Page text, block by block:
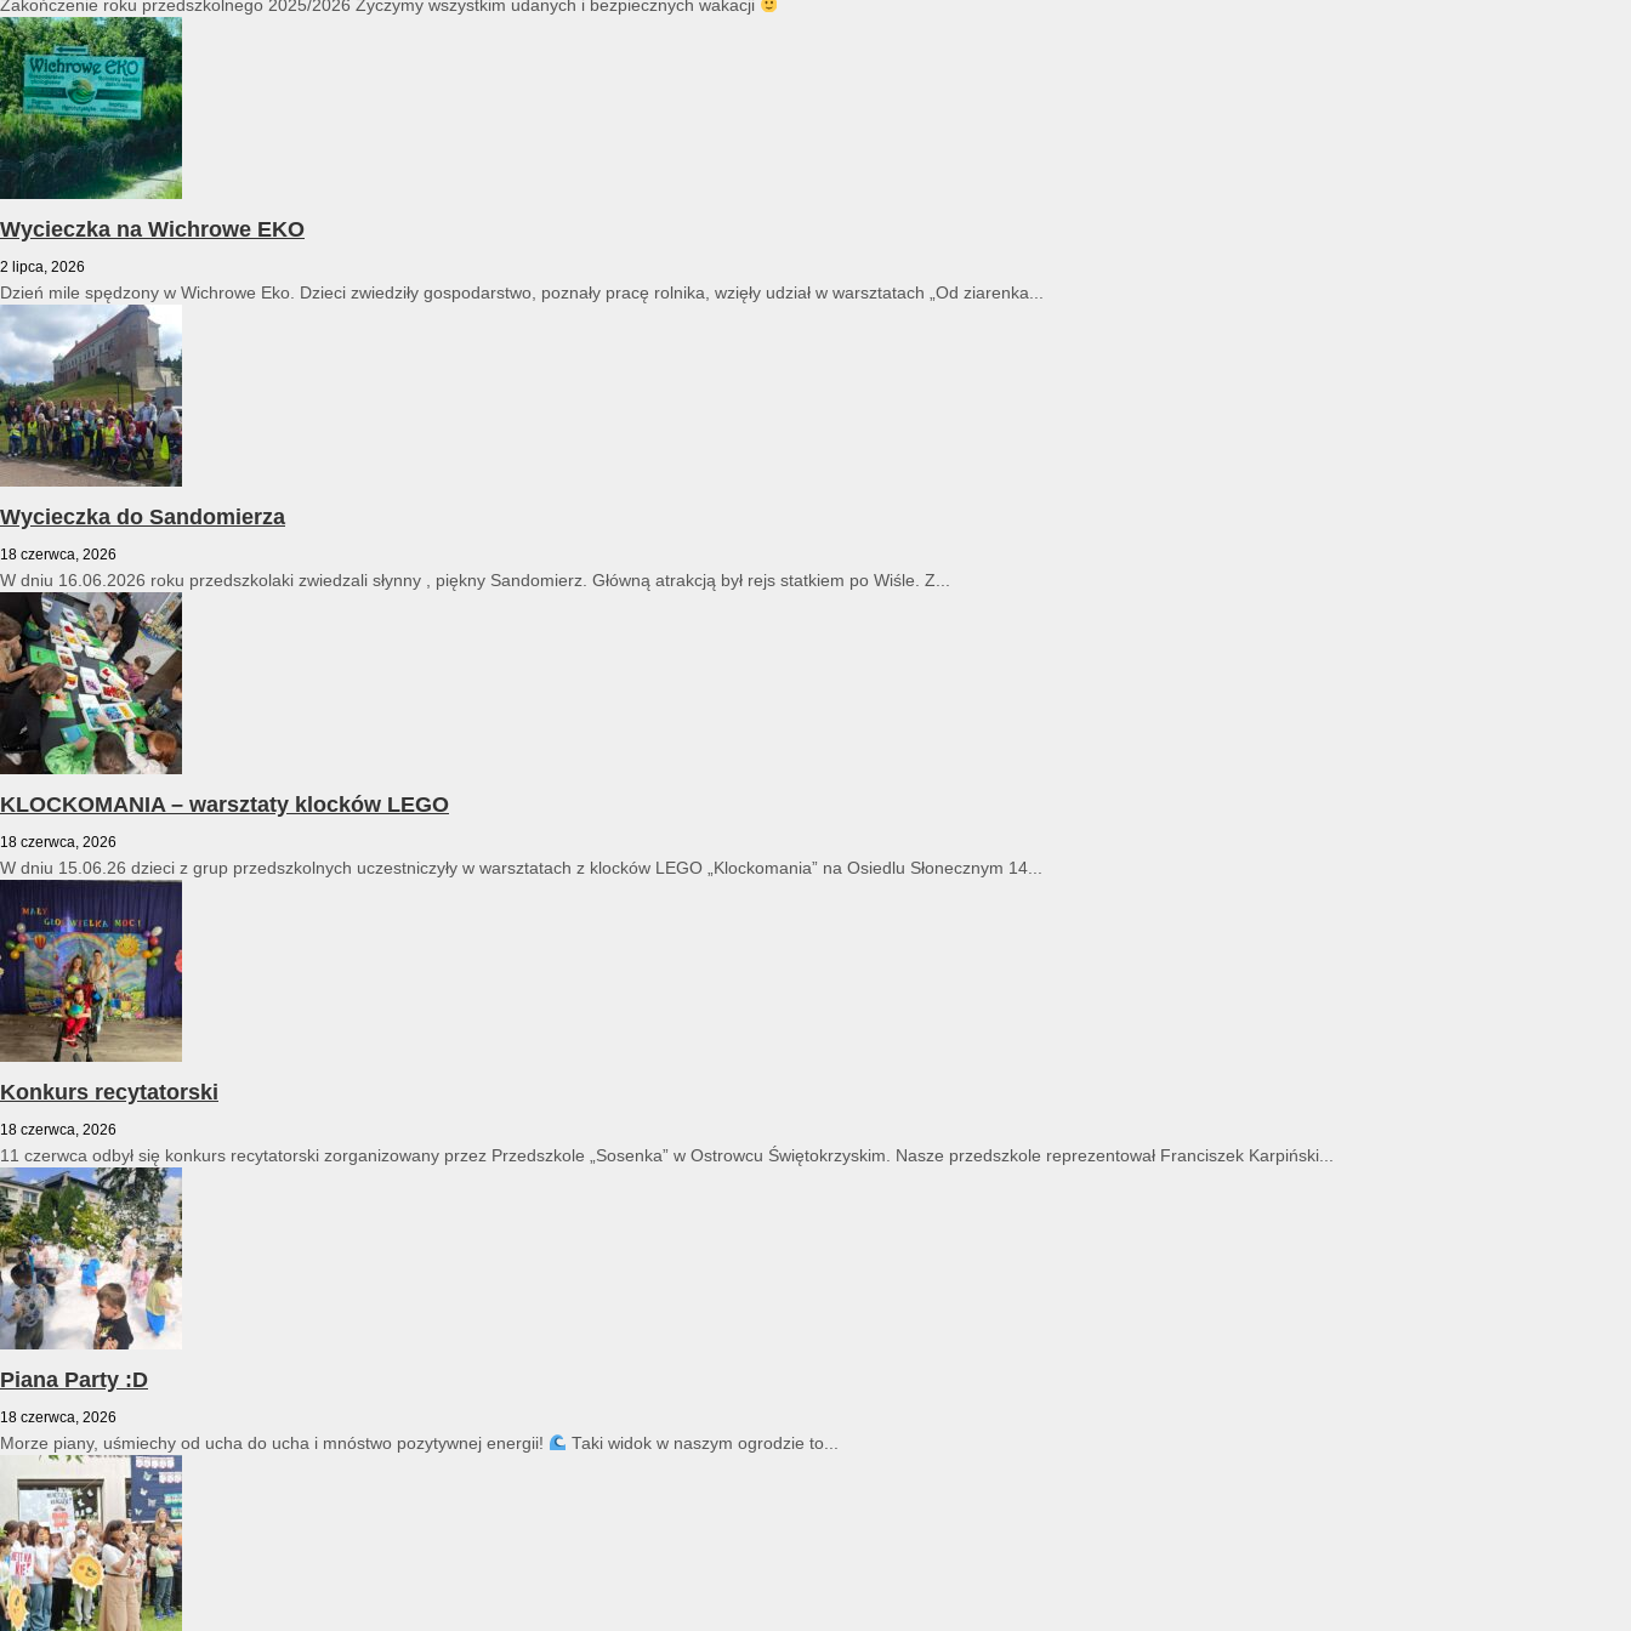
Zakończenie roku przedszkolnego 2025/2026 Życzymy wszystkim udanych i bezpiecznych wakacji
Wycieczka na Wichrowe EKO
2 lipca, 2026
Dzień mile spędzony w Wichrowe Eko. Dzieci zwiedziły gospodarstwo, poznały pracę rolnika, wzięły udział w warsztatach „Od ziarenka...
Wycieczka do Sandomierza
18 czerwca, 2026
W dniu 16.06.2026 roku przedszkolaki zwiedzali słynny , piękny Sandomierz. Główną atrakcją był rejs statkiem po Wiśle. Z...
KLOCKOMANIA – warsztaty klocków LEGO
18 czerwca, 2026
W dniu 15.06.26 dzieci z grup przedszkolnych uczestniczyły w warsztatach z klocków LEGO „Klockomania” na Osiedlu Słonecznym 14...
Konkurs recytatorski
18 czerwca, 2026
11 czerwca odbył się konkurs recytatorski zorganizowany przez Przedszkole „Sosenka” w Ostrowcu Świętokrzyskim. Nasze przedszkole reprezentował Franciszek Karpiński...
Piana Party :D
18 czerwca, 2026
Morze piany, uśmiechy od ucha do ucha i mnóstwo pozytywnej energii! Taki widok w naszym ogrodzie to...